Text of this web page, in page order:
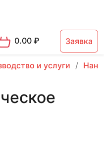
0.00₽ Заявка
и услуги